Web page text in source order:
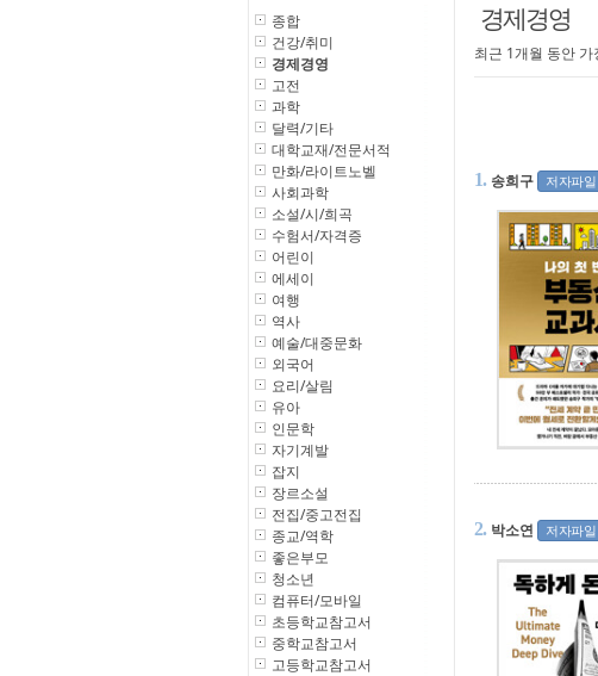
종합
건강/취미
경제경영
고전
과학
달력/기타
대학교재/전문서적
만화/라이트노벨
사회과학
소설/시/희곡
수험서/자격증
어린이
에세이
여행
역사
예술/대중문화
외국어
요리/살림
유아
인문학
자기계발
잡지
장르소설
전집/중고전집
종교/역학
좋은부모
청소년
컴퓨터/모바일
초등학교참고서
중학교참고서
고등학교참고서
경제경영
최근 1개월 동안
1. 송희구 저자파일
2. 박소연 저자파일